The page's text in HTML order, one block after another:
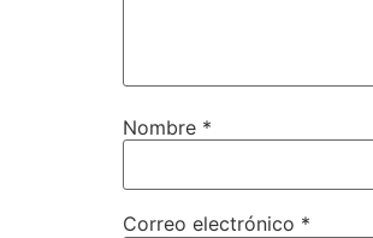
Nombre *
Correo electrónico *